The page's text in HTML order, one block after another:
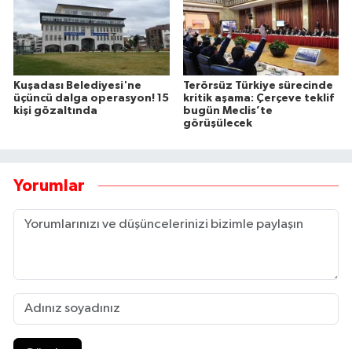
Kuşadası Belediyesi'ne
üçüncü dalga operasyon! 15
kişi gözaltında
Terörsüz Türkiye sürecinde
kritik aşama: Çerçeve teklif
bugün Meclis’te
görüşülecek
Yorumlar